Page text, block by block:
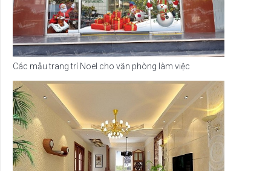
Các mẫu trang trí Noel cho văn phòng làm việc